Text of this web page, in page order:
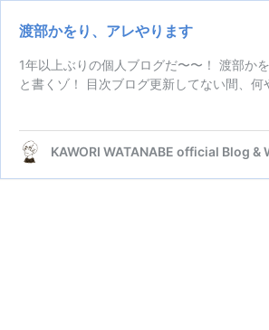
渡部かをり、アレやります
1年以上ぶりの個人ブログだ〜〜！ 渡部か
と書くゾ！ 目次ブログ更新してない間、
KAWORI WATANABE official Blog &